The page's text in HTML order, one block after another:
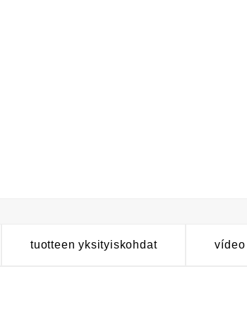
tuotteen yksityiskohdat vídeo